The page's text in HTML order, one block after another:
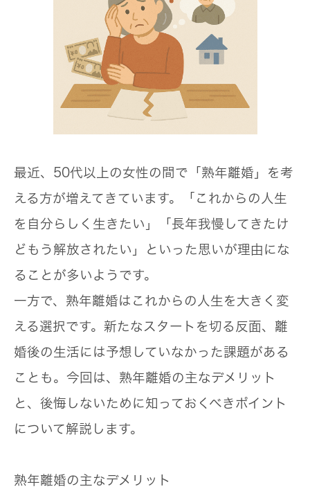
最近、50代以上の女性の間で「熟年離婚」を考
える方が増えてきています。「これからの人生
を自分らしく生きたい」「長年我慢してきたけ
どもう解放されたい」といった思いが理由にな
ることが多いようです。
一方で、熟年離婚はこれからの人生を大きく変
える選択です。新たなスタートを切る反面、離
婚後の生活には予想していなかった課題がある
ことも。今回は、熟年離婚の主なデメリット
と、後悔しないために知っておくべきポイント
について解説します。
熟年離婚の主なデメリット